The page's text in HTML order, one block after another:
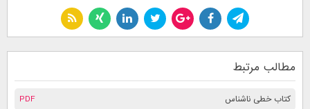
مطالب مرتبط
PDF کتاب خطی ناشناس